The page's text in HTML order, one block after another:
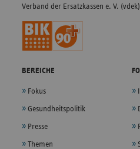
Verband der Ersatzkassen e. V. (vdek)
BEREICHE
Fokus
Gesundheitspolitik
Presse
Themen